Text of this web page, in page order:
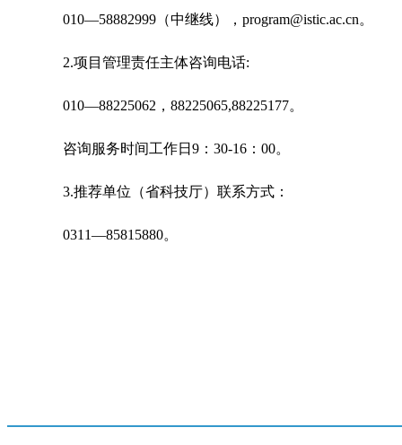
010—58882999（中继线），program@istic.ac.cn。
2.项目管理责任主体咨询电话:
010—88225062，88225065,88225177。
咨询服务时间工作日9：30-16：00。
3.推荐单位（省科技厅）联系方式：
0311—85815880。